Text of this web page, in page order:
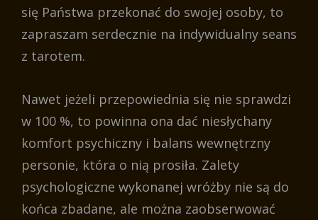
się Państwa przekonać do swojej osoby, to
zapraszam serdecznie na indywidualny seans
z tarotem.
Nawet jeżeli przepowiednia się nie sprawdzi
w 100 %, to powinna ona dać niesłychany
komfort psychiczny i balans wewnętrzny
personie, która o nią prosiła. Zalety
psychologiczne wykonanej wróżby nie są do
końca zbadane, ale można zaobserwować